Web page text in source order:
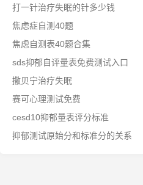
打一针治疗失眠的针多少钱
焦虑症自测40题
焦虑自测表40题合集
sds抑郁自评量表免费测试入口
撒贝宁治疗失眠
赛可心理测试免费
cesd10抑郁量表评分标准
抑郁测试原始分和标准分的关系